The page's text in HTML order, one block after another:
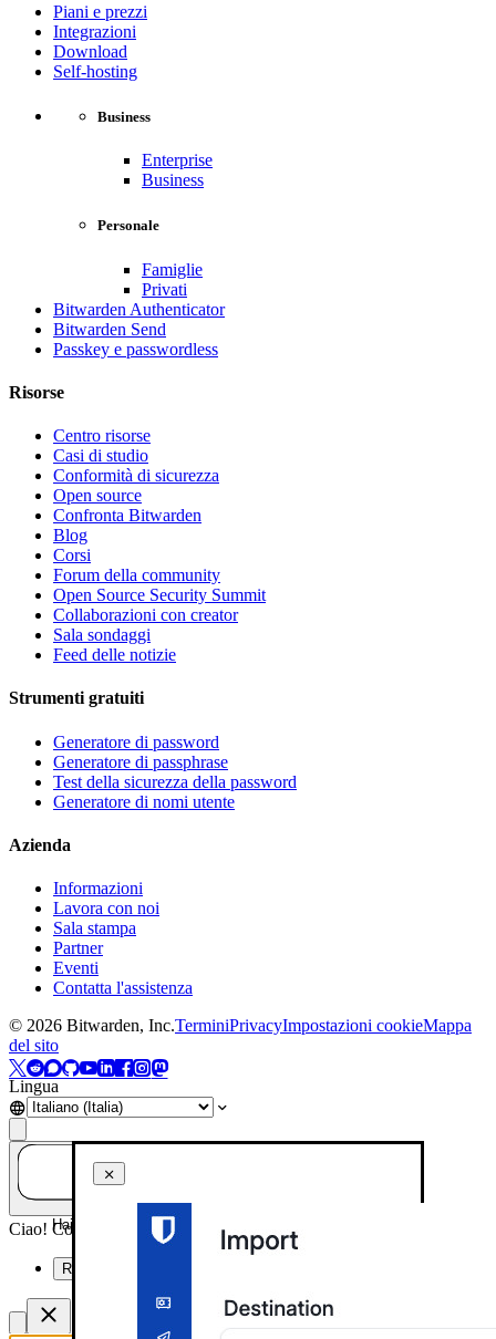
Piani e prezzi
Integrazioni
Download
Self-hosting
Business
Enterprise
Business
Personale
Famiglie
Privati
Bitwarden Authenticator
Bitwarden Send
Passkey e passwordless
Risorse
Centro risorse
Casi di studio
Conformità di sicurezza
Open source
Confronta Bitwarden
Blog
Corsi
Forum della community
Open Source Security Summit
Collaborazioni con creator
Sala sondaggi
Feed delle notizie
Strumenti gratuiti
Generatore di password
Generatore di passphrase
Test della sicurezza della password
Generatore di nomi utente
Azienda
Informazioni
Lavora con noi
Sala stampa
Partner
Eventi
Contatta l'assistenza
© 2026 Bitwarden, Inc.TerminiPrivacyImpostazioni cookieMappa
del sito
Lingua
Hai una domanda? Chiedi all'IA!
Ciao! Come posso aiutarti oggi?
Riassumi questa pagina